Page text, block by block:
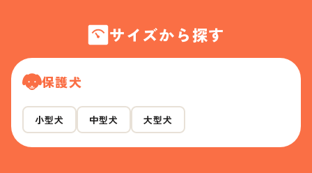
サイズから探す
保護犬
小型犬 中型犬 大型犬